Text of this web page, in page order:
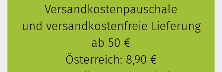
Versandkostenpauschale
und versandkostenfreie Lieferung
ab 50 €
Österreich: 8,90 €